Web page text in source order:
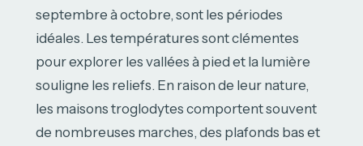
septembre à octobre, sont les périodes
idéales. Les températures sont clémentes
pour explorer les vallées à pied et la lumière
souligne les reliefs. En raison de leur nature,
les maisons troglodytes comportent souvent
de nombreuses marches, des plafonds bas et